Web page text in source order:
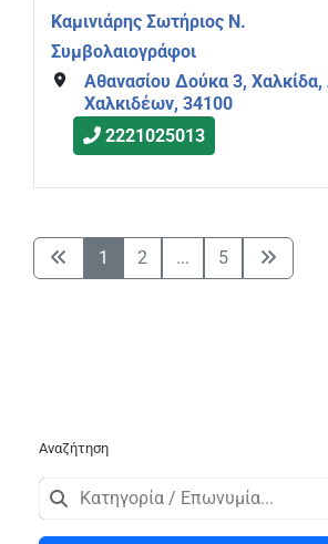
Καμινιάρης Σωτήριος Ν.
Συμβολαιογράφοι
Αθανασίου Δούκα 3,
Χαλκιδέων, 34100
2221025013
1 2 ... 5
Αναζήτηση